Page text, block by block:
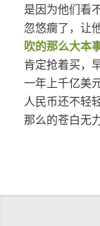
是因为他们看
忽悠瘸了，让
吹的那么大本
肯定抢着买，
一年上千亿美
人民币还不轻
那么的苍白无力